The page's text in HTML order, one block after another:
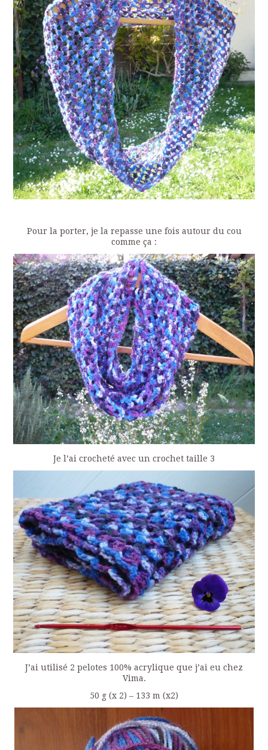
Pour la porter, je la repasse une fois autour du cou
comme ça :
Je l’ai crocheté avec un crochet taille 3
J’ai utilisé 2 pelotes 100% acrylique que j’ai eu chez
Vima.
50 g (x 2) – 133 m (x2)